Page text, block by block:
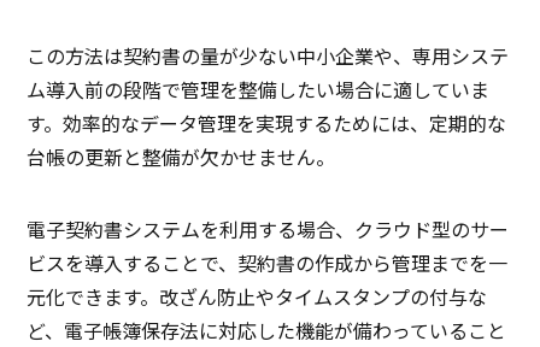
この方法は契約書の量が少ない中小企業や、専用システ
ム導入前の段階で管理を整備したい場合に適していま
す。効率的なデータ管理を実現するためには、定期的な
台帳の更新と整備が欠かせません。
電子契約書システムを利用する場合、クラウド型のサー
ビスを導入することで、契約書の作成から管理までを一
元化できます。改ざん防止やタイムスタンプの付与な
ど、電子帳簿保存法に対応した機能が備わっていること